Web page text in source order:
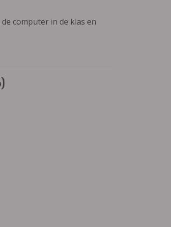
computer in de klas en